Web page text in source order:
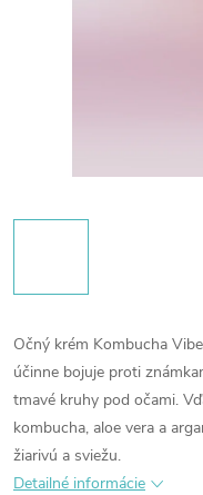
Očný krém Kombucha
účinne bojuje proti
tmavé kruhy pod očami.
kombucha, aloe vera a
žiarivú a sviežu.
Detailné informácie